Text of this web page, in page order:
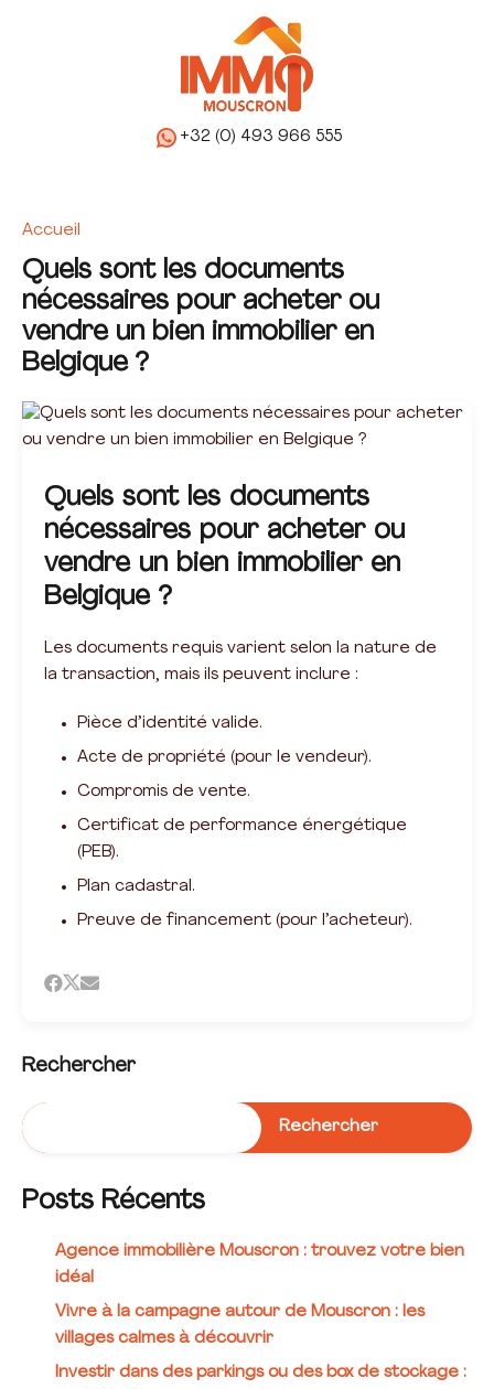
+32 (0) 493 966 555
Accueil
Quels sont les documents
nécessaires pour acheter ou
vendre un bien immobilier en
Belgique ?
Quels sont les documents
nécessaires pour acheter ou
vendre un bien immobilier en
Belgique ?
Les documents requis varient selon la nature de
la transaction, mais ils peuvent inclure :
Pièce d’identité valide.
Acte de propriété (pour le vendeur).
Compromis de vente.
Certificat de performance énergétique
(PEB).
Plan cadastral.
Preuve de financement (pour l’acheteur).
Rechercher
Rechercher
Posts Récents
Agence immobilière Mouscron : trouvez votre bien
idéal
Vivre à la campagne autour de Mouscron : les
villages calmes à découvrir
Investir dans des parkings ou des box de stockage :